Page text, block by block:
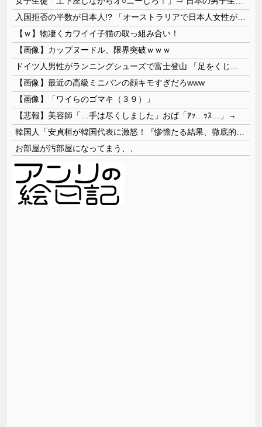
【ｗ】物凄くカワイイ子猫の取っ組み合い！
【画像】カップヌードル、限界突破ｗｗｗ
【画像】最近の高級ミニバンの顔キモすぎだろwww
【画像】「ワイらのゴマキ（３９）」
【悲報】美容師「…手は尽くしました」おば「ｱｯ…ｯｽ…」→
お部屋が汚部屋になってまう、、